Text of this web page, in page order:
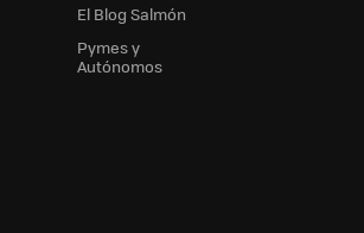
El Blog Salmón
Pymes y
Autónomos